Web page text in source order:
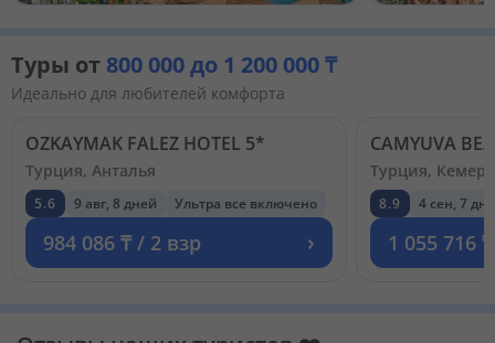
Туры от 800 000 до 1 200 000 ₸
Идеально для любителей комфорта
OZKAYMAK FALEZ HOTEL 5*
Турция, Анталья
5.6 9 авг, 8 дней Ультра все включено
984 086 ₸ / 2 взр ›
CAMYUVA
Турция, Кемер
8.9 4 сен, 7
1 055 716